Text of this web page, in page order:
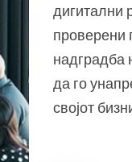
дигитални
проверени
надградба
да го
својот